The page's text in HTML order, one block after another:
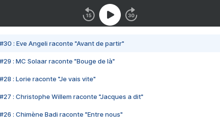
#30 : Eve Angeli raconte "Avant de partir"
#29 : MC Solaar raconte "Bouge de là"
#28 : Lorie raconte "Je vais vite"
#27 : Christophe Willem raconte "Jacques a dit"
#26 : Chimène Badi raconte "Entre nous"